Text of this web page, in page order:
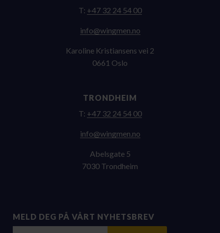
T: +47 32 24 54 00
on.nemgniw@ofni
Karoline Kristiansens vei 2
0661 Oslo
TRONDHEIM
T: +47 32 24 54 00
on.nemgniw@ofni
Abelsgate 5
7030 Trondheim
MELD DEG PÅ VÅRT NYHETSBREV